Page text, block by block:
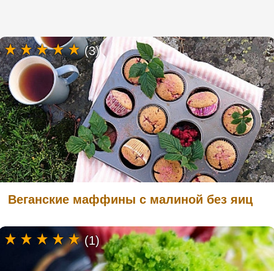
Веганские маффины с малиной без яиц
(3)
(1)